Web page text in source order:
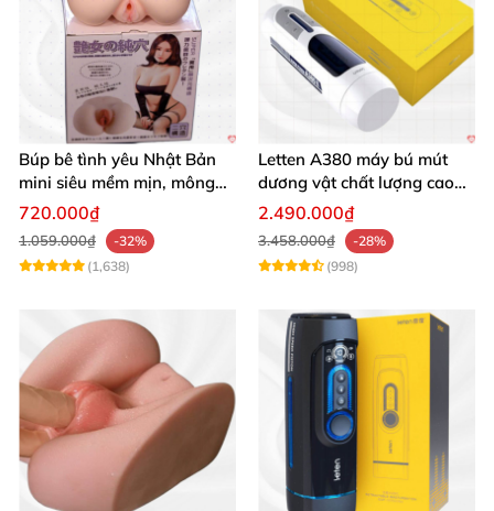
Búp bê tình yêu Nhật Bản
mini siêu mềm mịn, mông
tròn quyến rũ
720.000₫
1.059.000₫
-32%
(1,638)
Letten A380 máy bú mút
dương vật chất lượng cao
giá tốt
2.490.000₫
3.458.000₫
-28%
(998)